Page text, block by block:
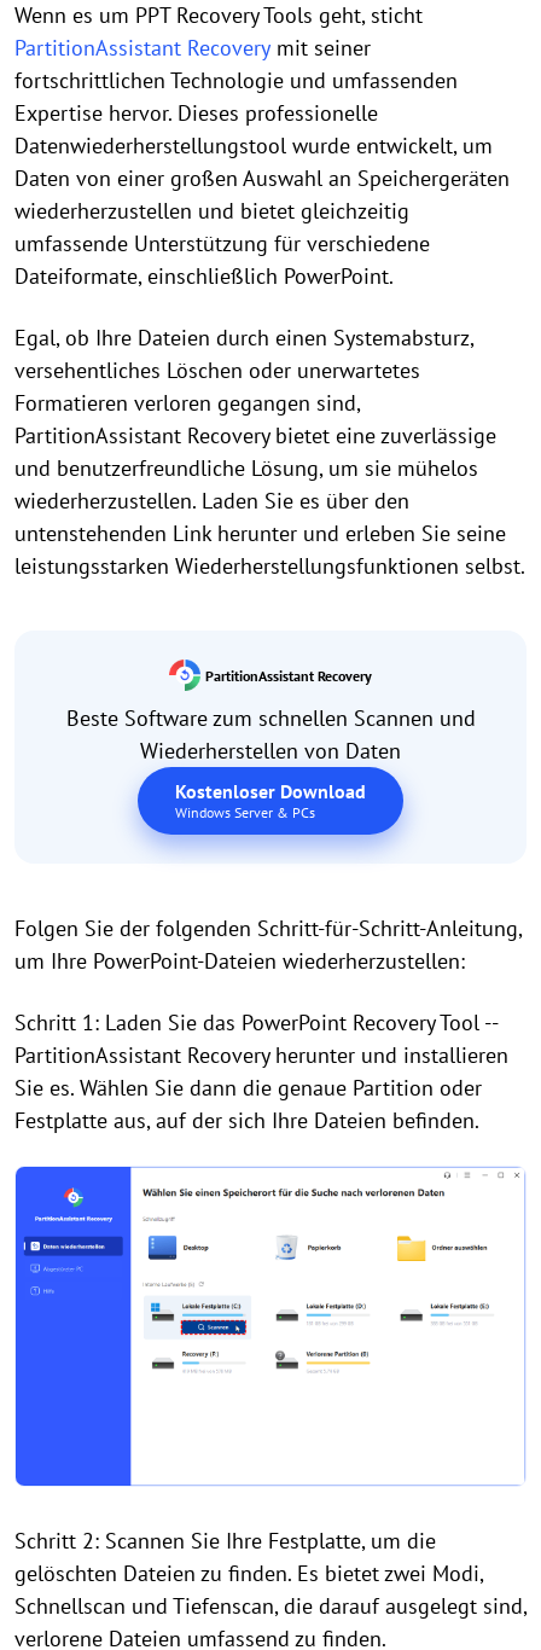
Wenn es um PPT Recovery Tools geht, sticht
PartitionAssistant Recovery mit seiner
fortschrittlichen Technologie und umfassenden
Expertise hervor. Dieses professionelle
Datenwiederherstellungstool wurde entwickelt, um
Daten von einer großen Auswahl an Speichergeräten
wiederherzustellen und bietet gleichzeitig
umfassende Unterstützung für verschiedene
Dateiformate, einschließlich PowerPoint.
Egal, ob Ihre Dateien durch einen Systemabsturz,
versehentliches Löschen oder unerwartetes
Formatieren verloren gegangen sind,
PartitionAssistant Recovery bietet eine zuverlässige
und benutzerfreundliche Lösung, um sie mühelos
wiederherzustellen. Laden Sie es über den
untenstehenden Link herunter und erleben Sie seine
leistungsstarken Wiederherstellungsfunktionen selbst.
PartitionAssistant Recovery
Beste Software zum schnellen Scannen und
Wiederherstellen von Daten
Kostenloser Download
Windows Server & PCs
Folgen Sie der folgenden Schritt-für-Schritt-Anleitung,
um Ihre PowerPoint-Dateien wiederherzustellen:
Schritt 1: Laden Sie das PowerPoint Recovery Tool --
PartitionAssistant Recovery herunter und installieren
Sie es. Wählen Sie dann die genaue Partition oder
Festplatte aus, auf der sich Ihre Dateien befinden.
Schritt 2: Scannen Sie Ihre Festplatte, um die
gelöschten Dateien zu finden. Es bietet zwei Modi,
Schnellscan und Tiefenscan, die darauf ausgelegt sind,
verlorene Dateien umfassend zu finden.